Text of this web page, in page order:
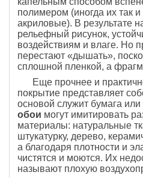
полимером (иногда их так
акриловые). В результате
рельефный рисунок,
воздействиям и влаге. Но
перестают «дышать»,
сплошной пленкой, а
Еще прочнее и
покрытие представляет
основой служит бумага или
обои могут имитировать
материалы: натуральные
штукатурку, дерево,
а благодаря плотности и
чистятся и моются. Их
называют плохую